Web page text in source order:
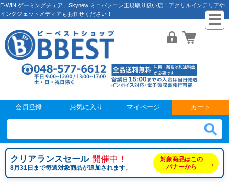
E-WIN ゲーミングチェア、Skynew ミニパソコン正規取り扱い店！アクリルインテリアや
インクジェットメディアもお任せください！
会員登録 お気に入り マイページ カート
クリアランスセール 開催中！
8月31日まで毎週対象商品が追加されます。
対象商品はこの
バナーから
→